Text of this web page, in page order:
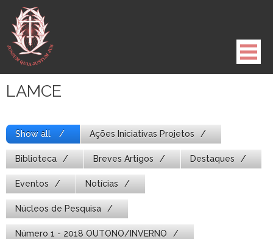
para
conteúdo
LAMCE
Show all Ações Iniciativas Projetos
Biblioteca Breves Artigos Destaques
Eventos Notícias
Núcleos de Pesquisa
Número 1 - 2018 OUTONO/INVERNO